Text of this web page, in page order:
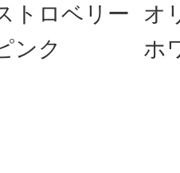
トロベリー
ンク
オ
ホ